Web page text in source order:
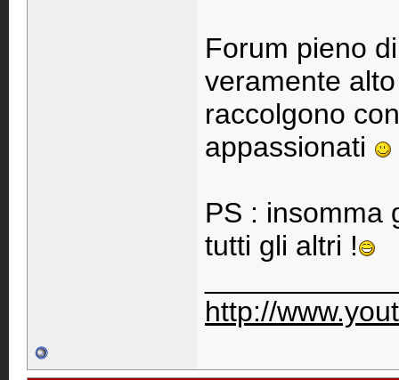
Forum pieno
veramente
raccolgono
appassionati
PS : insomma
tutti gli altri !
http://